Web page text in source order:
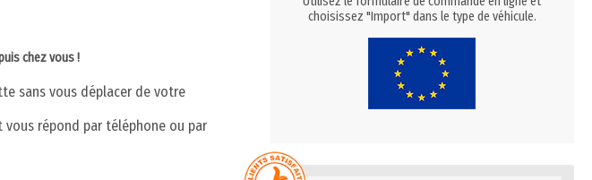
chez vous !
sans vous déplacer de votre
répond par téléphone ou par
choisissez "Import" dans le type de véhicule.